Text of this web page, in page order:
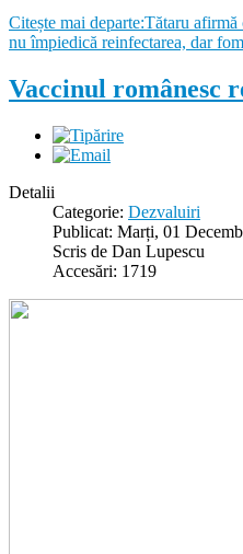
Citește mai departe:Tătaru
nu împiedică reinfectarea, dar
Vaccinul românesc
Detalii
Categorie: Dezvaluiri
Publicat: Marți, 01
Scris de Dan Lupescu
Accesări: 1719